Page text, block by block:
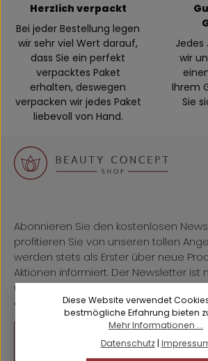
Herzlich verpackt
Bei jeder Bestellung legen
wir sehr viel Wert darauf,
dass Sie ein perfekt
verpacktes Paket
erhalten, deswegen
verpacken wir jedes Paket
liebevoll von Hand.
Jedes
wir
Ihrem
Sie
Abonnieren Sie den kostenlosen
profitieren Sie von unseren tollen
werden stets als Erster über neue
Aktionen informiert. Der Newsletter ist
über einen Link in der E-Mail oder
abbestellbar.Diese Website verwendet
bestmögliche Erfahrung bieten
Mehr Informationen ...
Datenschutz|